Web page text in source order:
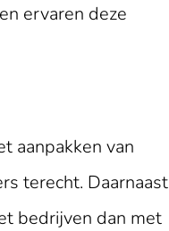
ervaren deze
aanpakken van
terecht. Daarnaast
bedrijven dan met